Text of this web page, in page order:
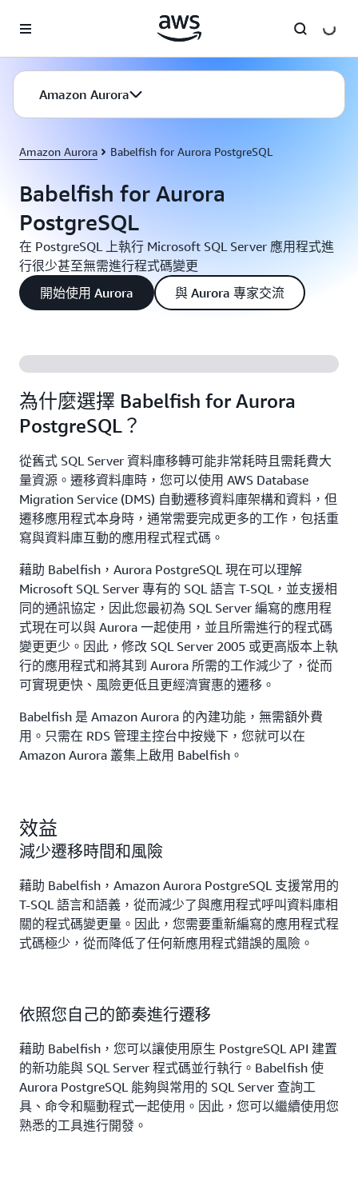
Amazon Aurora
Amazon Aurora Babelfish for Aurora PostgreSQL
Babelfish for Aurora
PostgreSQL
在 PostgreSQL 上執行 Microsoft SQL Server 應用程式進
行很少甚至無需進行程式碼變更
開始使用 Aurora
與 Aurora 專家交流
為什麼選擇 Babelfish for Aurora
PostgreSQL？
從舊式 SQL Server 資料庫移轉可能非常耗時且需耗費大
量資源。遷移資料庫時，您可以使用 AWS Database
Migration Service (DMS) 自動遷移資料庫架構和資料，但
遷移應用程式本身時，通常需要完成更多的工作，包括重
寫與資料庫互動的應用程式程式碼。
藉助 Babelfish，Aurora PostgreSQL 現在可以理解
Microsoft SQL Server 專有的 SQL 語言 T-SQL，並支援相
同的通訊協定，因此您最初為 SQL Server 編寫的應用程
式現在可以與 Aurora 一起使用，並且所需進行的程式碼
變更更少。因此，修改 SQL Server 2005 或更高版本上執
行的應用程式和將其到 Aurora 所需的工作減少了，從而
可實現更快、風險更低且更經濟實惠的遷移。
Babelfish 是 Amazon Aurora 的內建功能，無需額外費
用。只需在 RDS 管理主控台中按幾下，您就可以在
Amazon Aurora 叢集上啟用 Babelfish。
效益
減少遷移時間和風險
藉助 Babelfish，Amazon Aurora PostgreSQL 支援常用的
T-SQL 語言和語義，從而減少了與應用程式呼叫資料庫相
關的程式碼變更量。因此，您需要重新編寫的應用程式程
式碼極少，從而降低了任何新應用程式錯誤的風險。
依照您自己的節奏進行遷移
藉助 Babelfish，您可以讓使用原生 PostgreSQL API 建置
的新功能與 SQL Server 程式碼並行執行。Babelfish 使
Aurora PostgreSQL 能夠與常用的 SQL Server 查詢工
具、命令和驅動程式一起使用。因此，您可以繼續使用您
熟悉的工具進行開發。